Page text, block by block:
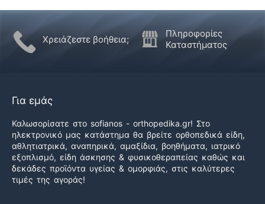
Χρειάζεστε βοήθεια;
Πληροφορίες
Καταστήματος
Για εμάς
Καλωσορίσατε στο sofianos - orthopedika.gr! Στο
ηλεκτρονικό μας κατάστημα θα βρείτε ορθοπεδικά είδη,
αθλητιατρικά, αναπηρικά, αμαξίδια, βοηθήματα, ιατρικό
εξοπλισμό, είδη άσκησης & φυσικοθεραπείας καθώς και
δεκάδες προϊόντα υγείας & ομορφιάς, στις καλύτερες
τιμές της αγοράς!